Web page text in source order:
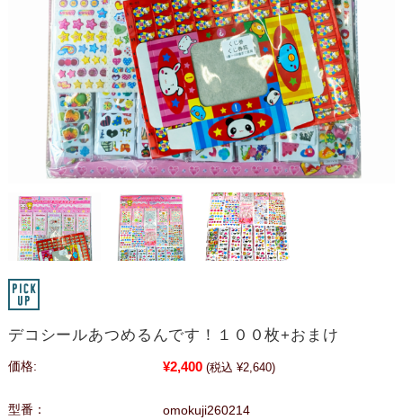
デコシールあつめるんです！１００枚+おまけ
価格: ¥2,400 (税込 ¥2,640)
型番：
omokuji260214